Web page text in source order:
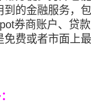
到的金融服务，
券商账户、贷
费或者市面上